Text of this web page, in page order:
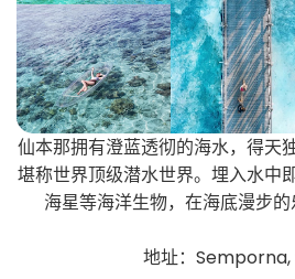
仙本那拥有澄蓝透彻的海水，得天
堪称世界顶级潜水世界。埋入水中
海星等海洋生物，在海底漫步的
地址：